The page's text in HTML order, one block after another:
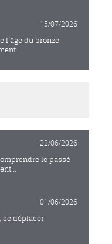
15/07/2026
l’âge du bronze
22/06/2026
le passé
01/06/2026
se déplacer